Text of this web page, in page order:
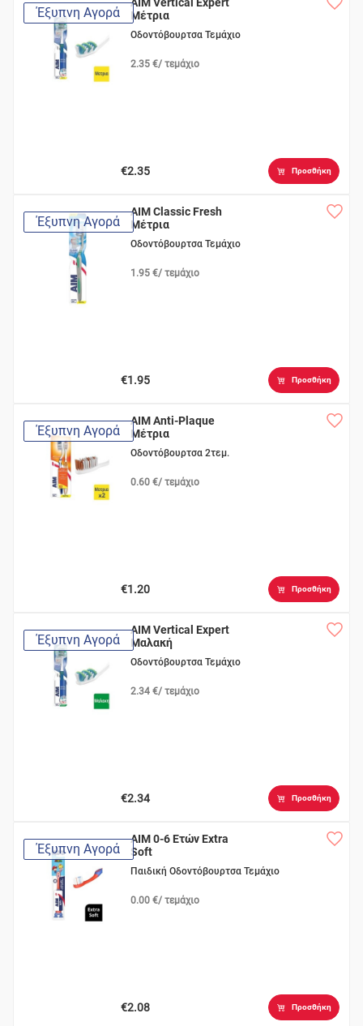
Έξυπνη Αγορά
Μέτρια
Οδοντόβουρτσα Τεμάχιο
2.35 €/ τεμάχιο
€2.35 Προσθήκη
Έξυπνη Αγορά
AIM Classic Fresh
Μέτρια
Οδοντόβουρτσα Τεμάχιο
1.95 €/ τεμάχιο
€1.95 Προσθήκη
Έξυπνη Αγορά
AIM Anti-Plaque
Μέτρια
Οδοντόβουρτσα 2τεμ.
0.60 €/ τεμάχιο
€1.20 Προσθήκη
Έξυπνη Αγορά
AIM Vertical Expert
Μαλακή
Οδοντόβουρτσα Τεμάχιο
2.34 €/ τεμάχιο
€2.34 Προσθήκη
Έξυπνη Αγορά
AIM 0-6 Ετών Extra
Soft
Παιδική Οδοντόβουρτσα Τεμάχιο
0.00 €/ τεμάχιο
€2.08 Προσθήκη